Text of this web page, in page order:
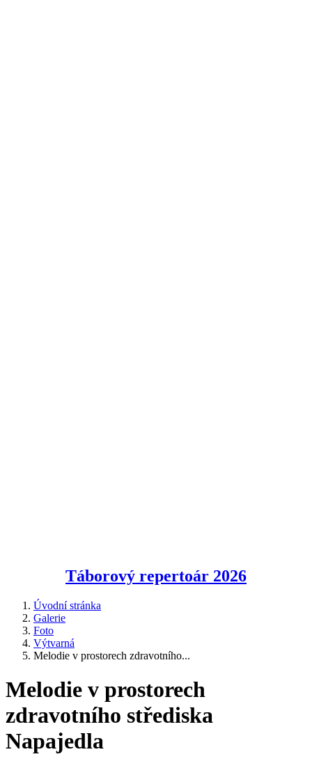
Táborový repertoár 2026
Úvodní stránka
Galerie
Foto
Výtvarná
Melodie v prostorech zdravotního...
Melodie v prostorech
zdravotního střediska
Napajedla